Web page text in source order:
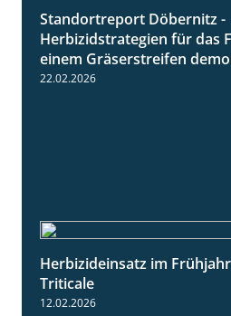
Standortreport Döbernitz -
Herbizidstrategien für das
einem Gräserstreifen
22.02.2026
Herbizideinsatz im
Triticale
12.02.2026